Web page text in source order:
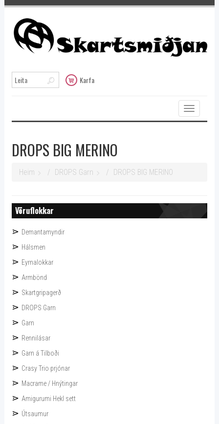
Karfa
Toggle
navigation
DROPS BIG MERINO
Heim DROPS Garn DROPS BIG MERINO
Vöruflokkar
Demantamyndir
Hálsmen
Eyrnalokkar
Armbönd
Skartgripagerð
DROPS Garn
Garn
Rennilásar
Garn á Tilboði
Crasy Trio prjónar
Macrame / Hnýtingar
Amigurumi Hekl sett
Útsaumur